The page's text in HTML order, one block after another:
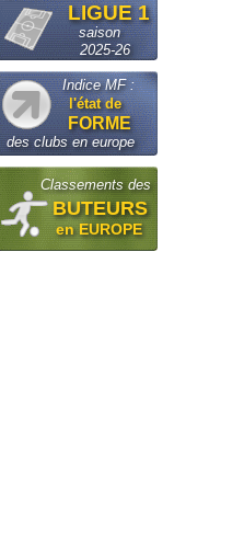
LIGUE 1
saison
2025-26
Indice MF :
l'état de
FORME
des clubs en europe
Classements des
BUTEURS
en EUROPE